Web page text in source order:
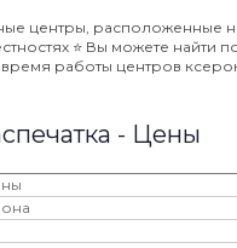
центры, расположенные
⭐️ Вы можете
работы центров
- Цены